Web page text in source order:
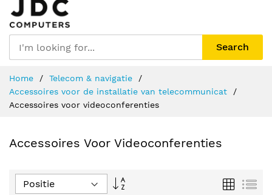
Search
naar
de
inhoud
Home
Telecom & navigatie
Accessoires voor de installatie van telecommunicat
Accessoires voor videoconferenties
Accessoires Voor Videoconferenties
Van
Foto-
tabel